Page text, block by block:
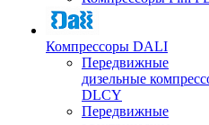
Компрессоры DALI
Передвижные
дизельные
DLCY
Передвижные